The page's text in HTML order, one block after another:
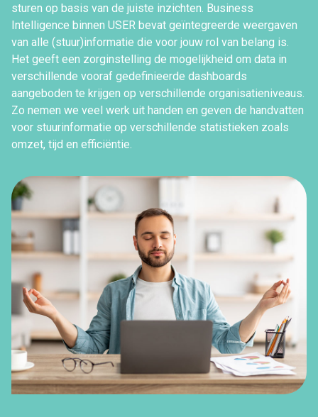
sturen op basis van de juiste inzichten. Business
Intelligence binnen USER bevat geïntegreerde weergaven
van alle (stuur)informatie die voor jouw rol van belang is.
Het geeft een zorginstelling de mogelijkheid om data in
verschillende vooraf gedefinieerde dashboards
aangeboden te krijgen op verschillende organisatieniveaus.
Zo nemen we veel werk uit handen en geven de handvatten
voor stuurinformatie op verschillende statistieken zoals
omzet, tijd en efficiëntie.